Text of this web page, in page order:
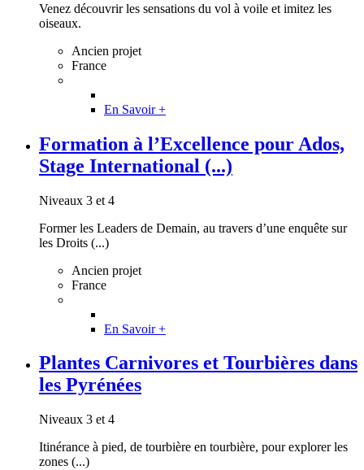
Venez découvrir les sensations du vol à voile et imitez les
oiseaux.
Ancien projet
France
En Savoir +
Formation à l’Excellence pour Ados,
Stage International (...)
Niveaux 3 et 4
Former les Leaders de Demain, au travers d’une enquête sur
les Droits (...)
Ancien projet
France
En Savoir +
Plantes Carnivores et Tourbières dans
les Pyrénées
Niveaux 3 et 4
Itinérance à pied, de tourbière en tourbière, pour explorer les
zones (...)